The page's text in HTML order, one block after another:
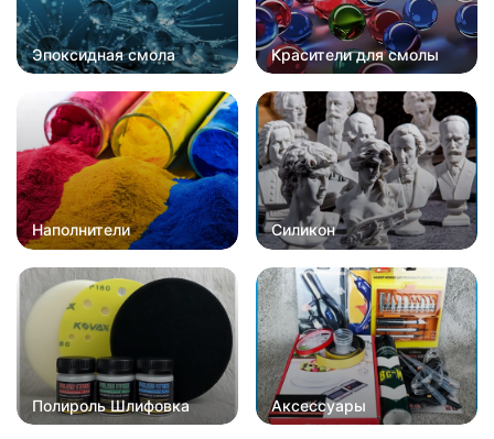
Эпоксидная смола Красители для смолы
Наполнители Силикон
Полироль Шлифовка Аксессуары